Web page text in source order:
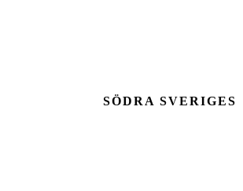
SÖDRA SVERIGES